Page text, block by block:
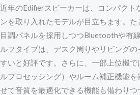
近年のEdifierスピーカーは、コンパクト
ンを取り入れたモデルが目立ちます。
目調パネルを採用しつつBluetoothや有
ルフタイプは、デスク周りやリビング
すいと好評です。さらに、一部上位機
ルプロセッシング）やルーム補正機能
せて音質を最適化できる機能も備わりつ